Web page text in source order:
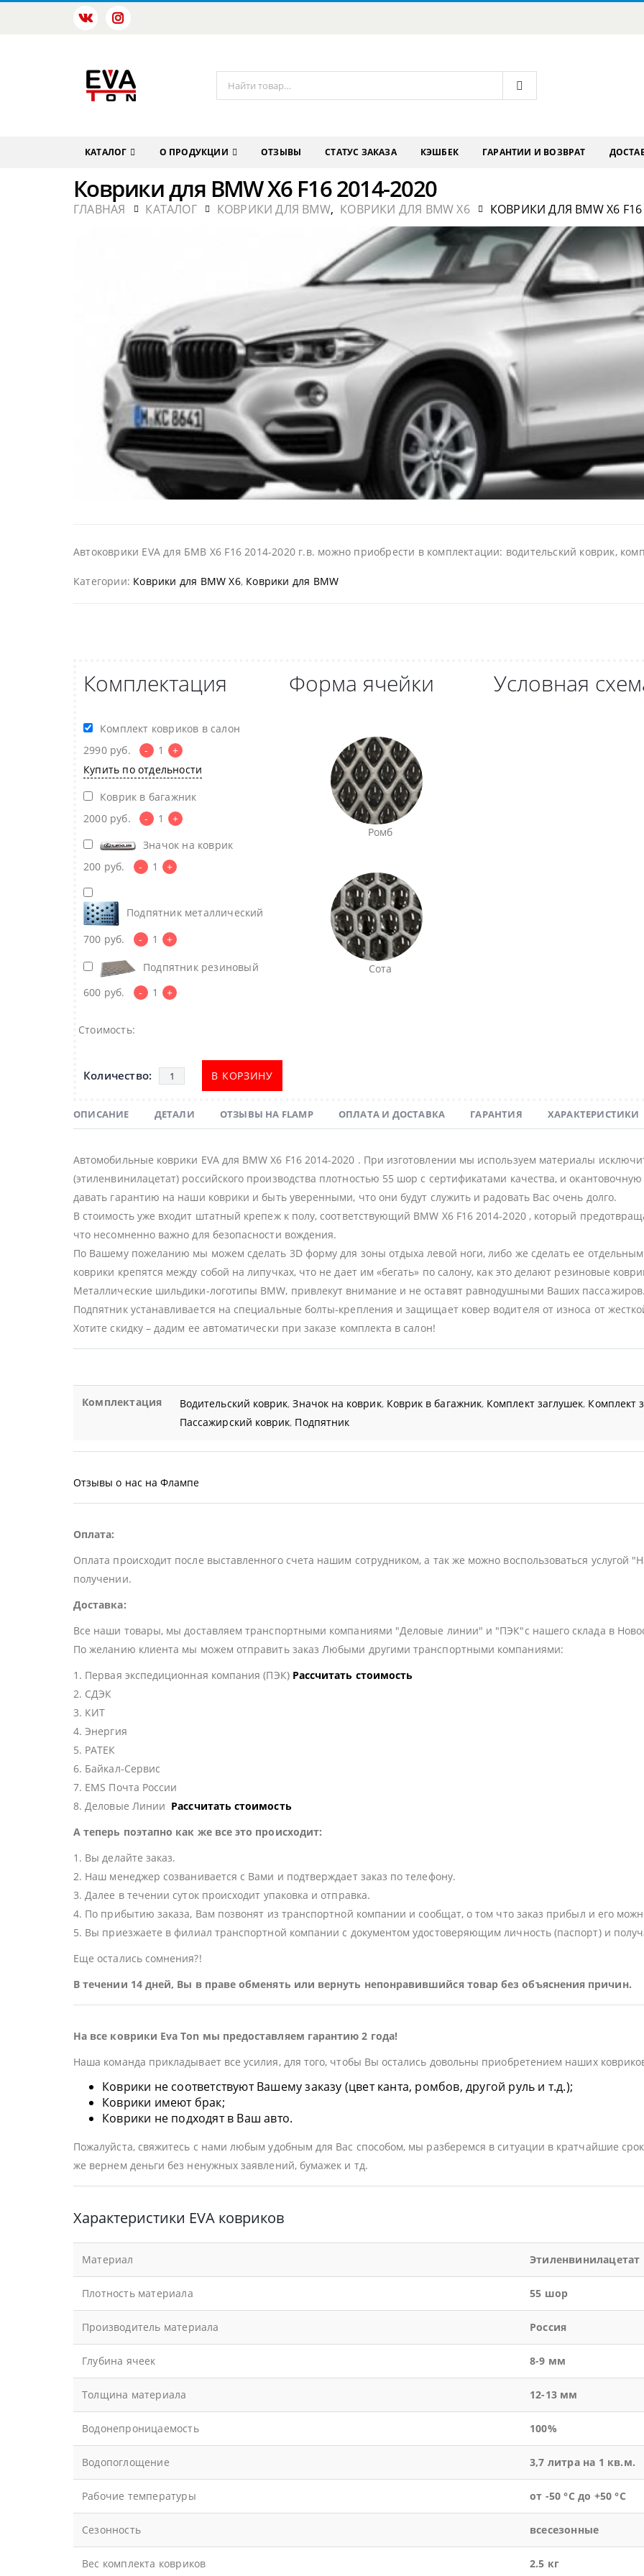
КАТАЛОГ О ПРОДУКЦИИ ОТЗЫВЫ СТАТУС ЗАКАЗА КЭШБЕК ГАРАНТИИ И ВОЗВРАТ
Коврики для BMW X6 F16 2014-2020
ГЛАВНАЯ КАТАЛОГ КОВРИКИ ДЛЯ BMW, КОВРИКИ ДЛЯ BMW X6 КОВРИКИ ДЛЯ BMW X6 F16
Автоковрики EVA для БМВ Х6 F16 2014-2020 г.в. можно приобрести в комплектации: водительский коврик,
Категории: Коврики для BMW X6, Коврики для BMW
Комплектация
Комплект ковриков в салон
2990 руб. - 1
+
Купить по отдельности
Коврик в багажник
2000 руб. - 1
+
Значок на коврик
200 руб. - 1 +
Подпятник металлический
700 руб. - 1 +
Подпятник резиновый
600 руб. - 1 +
Форма ячейки
Ромб
Сота
Условная
Стоимость:
В КОРЗИНУ
ОПИСАНИЕ ДЕТАЛИ ОТЗЫВЫ НА FLAMP ОПЛАТА И ДОСТАВКА ГАРАНТИЯ ХАРАКТЕРИСТИКИ
Автомобильные коврики EVA для BMW X6 F16 2014-2020 . При изготовлении мы используем материалы
(этиленвинилацетат) российского производства плотностью 55 шор с сертификатами качества, и
давать гарантию на наши коврики и быть уверенными, что они будут служить и радовать Вас очень долго.
В стоимость уже входит штатный крепеж к полу, соответствующий BMW X6 F16 2014-2020 , который
что несомненно важно для безопасности вождения.
По Вашему пожеланию мы можем сделать 3D форму для зоны отдыха левой ноги, либо же сделать ее
коврики крепятся между собой на липучках, что не дает им «бегать» по салону, как это делают резиновые
Металлические шильдики-логотипы BMW, привлекут внимание и не оставят равнодушными Ваших
Подпятник устанавливается на специальные болты-крепления и защищает ковер водителя от износа от
Хотите скидку – дадим ее автоматически при заказе комплекта в салон!
Комплектация Водительский коврик,Значок на коврик, Коврик в багажник, Комплект заглушек, Комплект
Пассажирский коврик, Подпятник
Отзывы о нас на Флампе
Оплата:
Оплата происходит после выставленного счета нашим сотрудником, а так же можно воспользоваться
получении.
Доставка:
Все наши товары, мы доставляем транспортными компаниями "Деловые линии" и "ПЭК"с нашего склада в
По желанию клиента мы можем отправить заказ Любыми другими транспортными компаниями:
1. Первая экспедиционная компания (ПЭК) Рассчитать стоимость
2. СДЭК
3. КИТ
4. Энергия
5. РАТЕК
6. Байкал-Сервис
7. EMS Почта России
8. Деловые Линии Рассчитать стоимость
А теперь поэтапно как же все это происходит:
1. Вы делайте заказ.
2. Наш менеджер созванивается с Вами и подтверждает заказ по телефону.
3. Далее в течении суток происходит упаковка и отправка.
4. По прибытию заказа, Вам позвонят из транспортной компании и сообщат, о том что заказ прибыл и его
5. Вы приезжаете в филиал транспортной компании с документом удостоверяющим личность (паспорт) и
Еще остались сомнения?!
В течении 14 дней, Вы в праве обменять или вернуть непонравившийся товар без объяснения причин.
На все коврики Eva Ton мы предоставляем гарантию 2 года!
Наша команда прикладывает все усилия, для того, чтобы Вы остались довольны приобретением наших
Коврики не соответствуют Вашему заказу (цвет канта, ромбов, другой руль и т.д.);
Коврики имеют брак;
Коврики не подходят в Ваш авто.
Пожалуйста, свяжитесь с нами любым удобным для Вас способом, мы разберемся в ситуации в кратчайшие
же вернем деньги без ненужных заявлений, бумажек и тд.
Характеристики EVA ковриков
Материал Этиленвинилацетат
Плотность материала 55 шор
Производитель материала Россия
Глубина ячеек 8-9 мм
Толщина материала 12-13 мм
Водонепроницаемость 100%
Водопоглощение 3,7 литра на 1 кв.м.
Рабочие температуры от -50 °С до +50 °С
Сезонность всесезонные
Вес комплекта ковриков 2.5 кг